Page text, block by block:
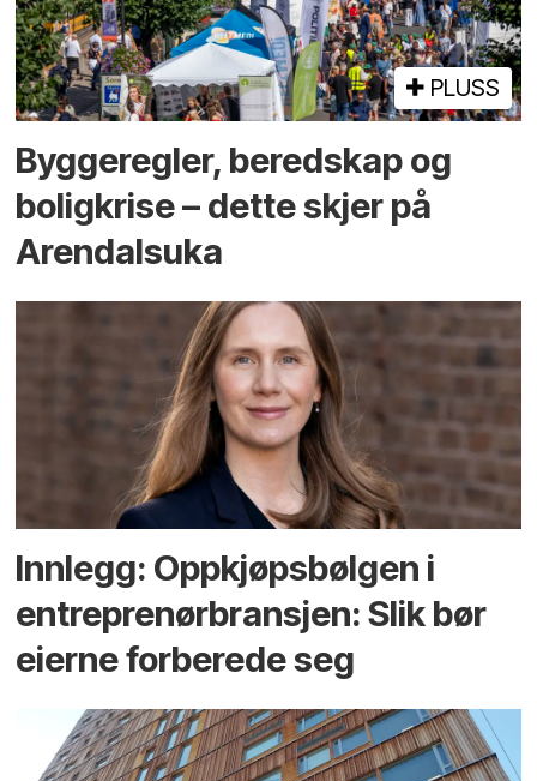
PLUSS
Bygge­regler, beredskap og
bolig­krise – dette skjer på
Arendals­uka
Innlegg: Oppkjøps­bølgen i
entreprenør­bransjen: Slik bør
eierne forberede seg